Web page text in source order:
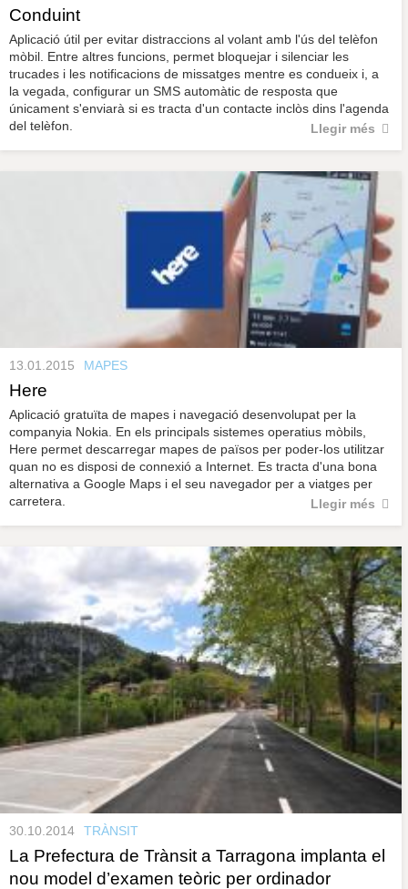
Conduint
Aplicació útil per evitar distraccions al volant amb l'ús del telèfon
mòbil. Entre altres funcions, permet bloquejar i silenciar les
trucades i les notificacions de missatges mentre es condueix i, a
la vegada, configurar un SMS automàtic de resposta que
únicament s'enviarà si es tracta d'un contacte inclòs dins l'agenda
del telèfon.
Llegir més
13.01.2015 MAPES
Here
Aplicació gratuïta de mapes i navegació desenvolupat per la
companyia Nokia. En els principals sistemes operatius mòbils,
Here permet descarregar mapes de països per poder-los utilitzar
quan no es disposi de connexió a Internet. Es tracta d'una bona
alternativa a Google Maps i el seu navegador per a viatges per
carretera.
Llegir més
30.10.2014 TRÀNSIT
La Prefectura de Trànsit a Tarragona implanta el
nou model d’examen teòric per ordinador